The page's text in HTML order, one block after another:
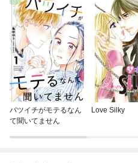
バツイチがモテるなん
て聞いてません
Love Silky